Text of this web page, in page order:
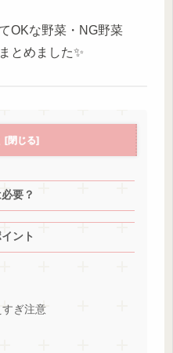
OKな野菜・NG野菜
とめました✨
要？
ント
すぎ注意